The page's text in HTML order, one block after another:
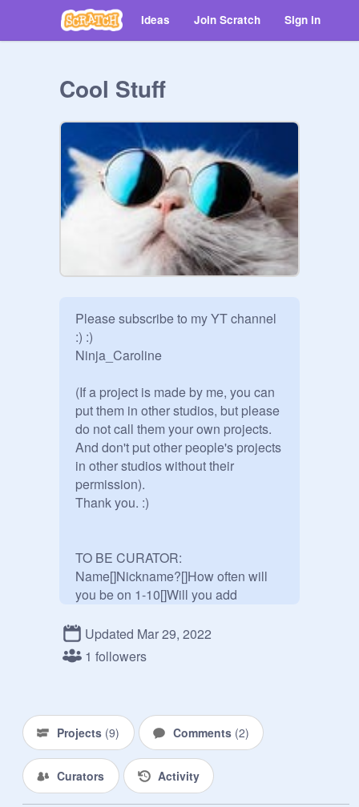
Ideas Join Scratch Sign in
Cool Stuff
Please subscribe to my YT channel
:) :)
Ninja_Caroline
(If a project is made by me, you can
put them in other studios, but please
do not call them your own projects.
And don't put other people's projects
in other studios without their
permission).
Thank you. :)
TO BE CURATOR:
Name[]Nickname?[]How often will
you be on 1-10[]Will you add
TO BE MANAGER:
fill out the form but I or another
manager invited them.**
**Languages**
English
Updated Mar 29, 2022
1 followers
Projects (9) Comments (2)
Curators Activity